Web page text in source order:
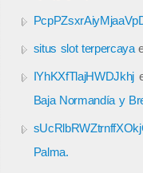
situs slot terpercaya
IYhKXfTlajHWDJkhj
Baja Normandía y
Palma.